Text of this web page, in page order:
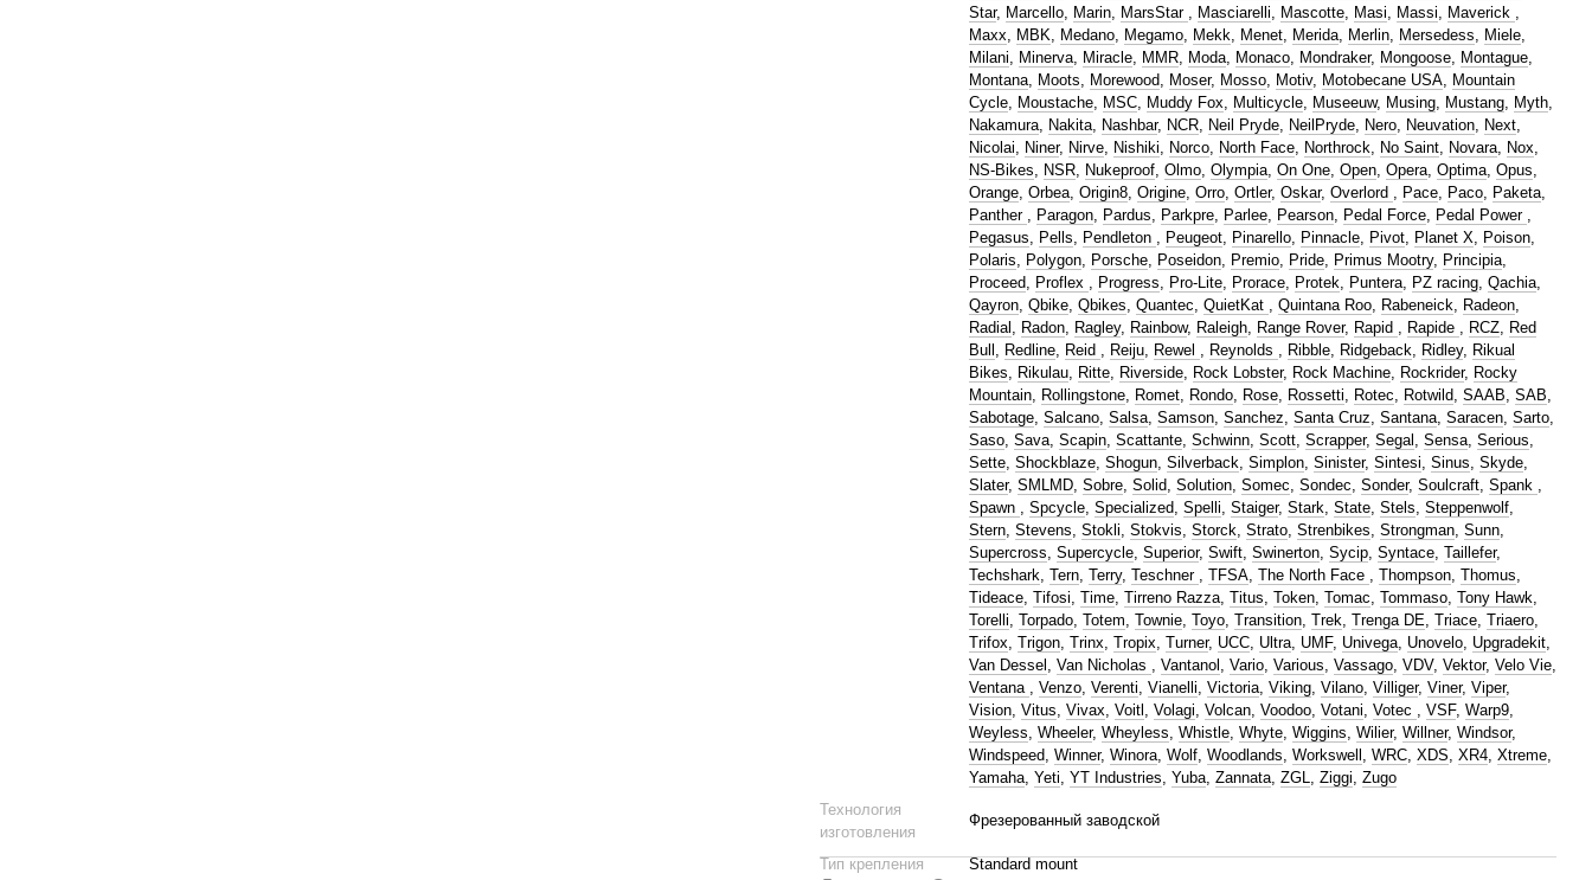
Star, Marcello, Marin, MarsStar , Masciarelli, Mascotte, Masi, Massi, Maverick ,
Maxx, MBK, Medano, Megamo, Mekk, Menet, Merida, Merlin, Mersedess, Miele,
Milani, Minerva, Miracle, MMR, Moda, Monaco, Mondraker, Mongoose, Montague,
Montana, Moots, Morewood, Moser, Mosso, Motiv, Motobecane USA, Mountain
Cycle, Moustache, MSC, Muddy Fox, Multicycle, Museeuw, Musing, Mustang, Myth,
Nakamura, Nakita, Nashbar, NCR, Neil Pryde, NeilPryde, Nero, Neuvation, Next,
Nicolai, Niner, Nirve, Nishiki, Norco, North Face, Northrock, No Saint, Novara, Nox,
NS-Bikes, NSR, Nukeproof, Olmo, Olympia, On One, Open, Opera, Optima, Opus,
Orange, Orbea, Origin8, Origine, Orro, Ortler, Oskar, Overlord , Pace, Paco, Paketa,
Panther , Paragon, Pardus, Parkpre, Parlee, Pearson, Pedal Force, Pedal Power ,
Pegasus, Pells, Pendleton , Peugeot, Pinarello, Pinnacle, Pivot, Planet X, Poison,
Polaris, Polygon, Porsche, Poseidon, Premio, Pride, Primus Mootry, Principia,
Proceed, Proflex , Progress, Pro-Lite, Prorace, Protek, Puntera, PZ racing, Qachia,
Qayron, Qbike, Qbikes, Quantec, QuietKat , Quintana Roo, Rabeneick, Radeon,
Radial , Radon, Ragley, Rainbow, Raleigh, Range Rover, Rapid , Rapide , RCZ, Red
Bull , Redline, Reid , Reiju, Rewel , Reynolds , Ribble, Ridgeback, Ridley, Rikual
Bikes, Rikulau, Ritte, Riverside, Rock Lobster, Rock Machine, Rockrider, Rocky
Mountain, Rollingstone, Romet, Rondo, Rose, Rossetti, Rotec, Rotwild, SAAB, SAB,
Sabotage, Salcano, Salsa, Samson, Sanchez, Santa Cruz, Santana, Saracen, Sarto,
Saso, Sava, Scapin, Scattante, Schwinn, Scott, Scrapper, Segal , Sensa, Serious,
Sette, Shockblaze, Shogun, Silverback, Simplon, Sinister, Sintesi, Sinus, Skyde,
Slater, SMLMD, Sobre, Solid, Solution, Somec, Sondec, Sonder, Soulcraft, Spank ,
Spawn , Spcycle, Specialized, Spelli, Staiger, Stark, State, Stels, Steppenwolf,
Stern, Stevens, Stokli, Stokvis, Storck, Strato, Strenbikes, Strongman, Sunn,
Supercross, Supercycle, Superior, Swift, Swinerton, Sycip, Syntace, Taillefer,
Techshark, Tern, Terry, Teschner , TFSA, The North Face , Thompson, Thomus,
Tideace, Tifosi, Time, Tirreno Razza, Titus, Token, Tomac, Tommaso, Tony Hawk,
Torelli, Torpado, Totem, Townie, Toyo, Transition, Trek, Trenga DE, Triace, Triaero,
Trifox, Trigon, Trinx, Tropix, Turner, UCC, Ultra, UMF, Univega, Unovelo, Upgradekit,
Van Dessel , Van Nicholas , Vantanol , Vario, Various, Vassago, VDV, Vektor, Velo Vie,
Ventana , Venzo, Verenti, Vianelli, Victoria, Viking, Vilano, Villiger, Viner, Viper,
Vision, Vitus, Vivax, Voitl , Volagi, Volcan, Voodoo, Votani, Votec , VSF, Warp9,
Weyless, Wheeler, Wheyless, Whistle, Whyte, Wiggins, Wilier, Willner, Windsor,
Windspeed, Winner, Winora, Wolf, Woodlands, Workswell , WRC, XDS, XR4, Xtreme,
Yamaha, Yeti, YT Industries, Yuba, Zannata, ZGL, Ziggi, Zugo
Технология
изготовления
Фрезерованный заводской
Тип крепления Standard mount